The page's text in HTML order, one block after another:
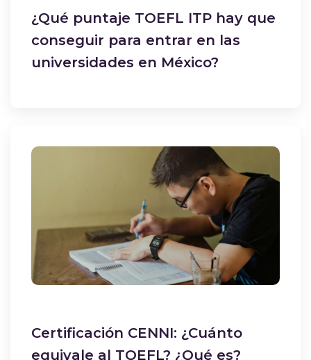
¿Qué puntaje TOEFL ITP hay que
conseguir para entrar en las
universidades en México?
Certificación CENNI: ¿Cuánto
equivale al TOEFL? ¿Qué es?